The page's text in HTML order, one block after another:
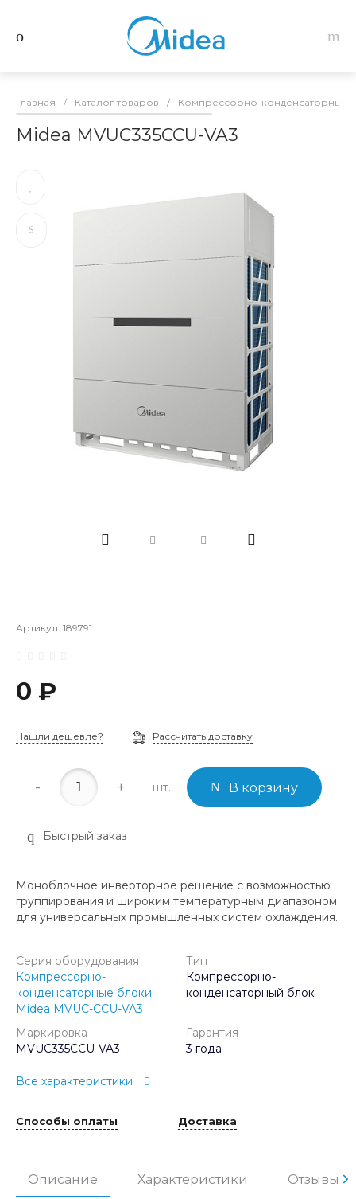
Главная / Каталог товаров / Компрессорно-конденсаторные
Midea MVUC335CCU-VA3
Артикул: 189791
0 ₽
Нашли дешевле? Рассчитать доставку
- + шт. В корзину
Быстрый заказ
Моноблочное инверторное решение с возможностью
группирования и широким температурным диапазоном
для универсальных промышленных систем охлаждения.
Серия оборудования
Компрессорно-
конденсаторные блоки
Midea MVUC-CCU-VA3
Тип
Компрессорно-
конденсаторный блок
Маркировка
MVUC335CCU-VA3
Гарантия
3 года
Все характеристики
Способы оплаты Доставка
Описание Характеристики Отзывы